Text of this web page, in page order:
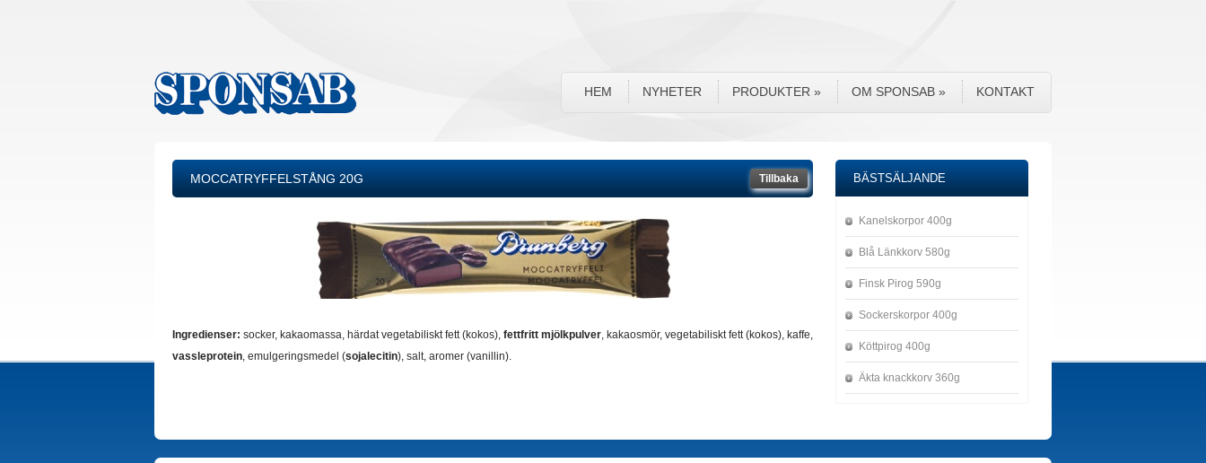
HEM NYHETER PRODUKTER » OM SPONSAB » KONTAKT
Tillbaka
MOCCATRYFFELSTÅNG 20G
Ingredienser: socker, kakaomassa, härdat vegetabiliskt fett (kokos), fettfritt mjölkpulver, kakaosmör, vegetabiliskt fett (kokos), kaffe,
vassleprotein, emulgeringsmedel (sojalecitin), salt, aromer (vanillin).
BÄSTSÄLJANDE
Kanelskorpor 400g
Blå Länkkorv 580g
Finsk Pirog 590g
Sockerskorpor 400g
Köttpirog 400g
Äkta knackkorv 360g